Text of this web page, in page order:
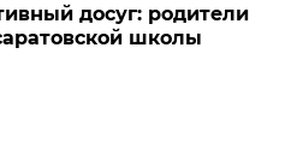
досуг: родители
школы